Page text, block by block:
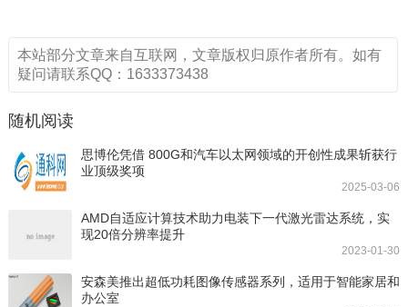
本站部分文章来自互联网，文章版权归原作者所有。如有
疑问请联系QQ：1633373438
随机阅读
思博伦凭借 800G和汽车以太网领域的开创性成果斩获行
业顶级奖项
2025-03-06
AMD自适应计算技术助力电装下一代激光雷达系统，实
现20倍分辨率提升
2023-01-30
安森美推出超低功耗图像传感器系列，适用于智能家居和
办公室